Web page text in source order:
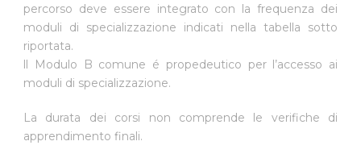
percorso deve essere integrato con la frequenza dei
moduli di specializzazione indicati nella tabella sotto
riportata.
ll Modulo B comune é propedeutico per l’accesso ai
moduli di specializzazione.
La durata dei corsi non comprende le verifiche di
apprendimento finali.